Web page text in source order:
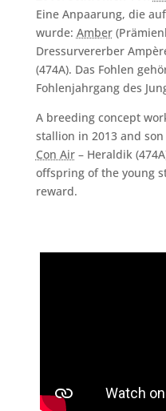
Eine Anpaarung, die
wurde: Amber
Dressurvererber
(474A). Das Fohlen
Fohlenjahrgang des
A breeding concept
stallion in 2013 and
Con Air– Heraldik
offspring of the young
reward.